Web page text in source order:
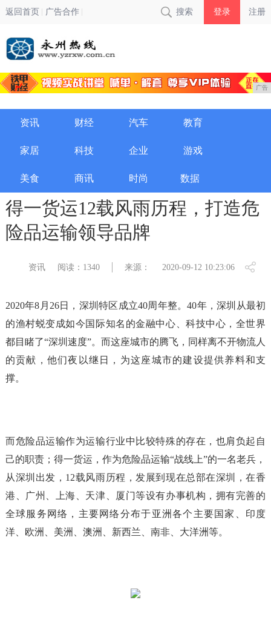
返回首页 广告合作 搜索 登录 注册
广告
资讯 财经 汽车 教育
家居 科技 企业 游戏
美食 商讯 时尚 数据
得一货运12载风雨历程，打造危
险品运输领导品牌
资讯 阅读：1340 来源： 2020-09-12 10:23:06
2020年8月26日，深圳特区成立40周年整。40年，深圳从最初
的渔村蜕变成如今国际知名的金融中心、科技中心，全世界
都目睹了“深圳速度”。而这座城市的腾飞，同样离不开物流人
的贡献，他们夜以继日，为这座城市的建设提供养料和支
撑。
而危险品运输作为运输行业中比较特殊的存在，也肩负起自
己的职责；得一货运，作为危险品运输“战线上”的一名老兵，
从深圳出发，12载风雨历程，发展到现在总部在深圳，在香
港、广州、上海、天津、厦门等设有办事机构，拥有完善的
全球服务网络，主要网络分布于亚洲各个主要国家、印度
洋、欧洲、美洲、澳洲、新西兰、南非、大洋洲等。